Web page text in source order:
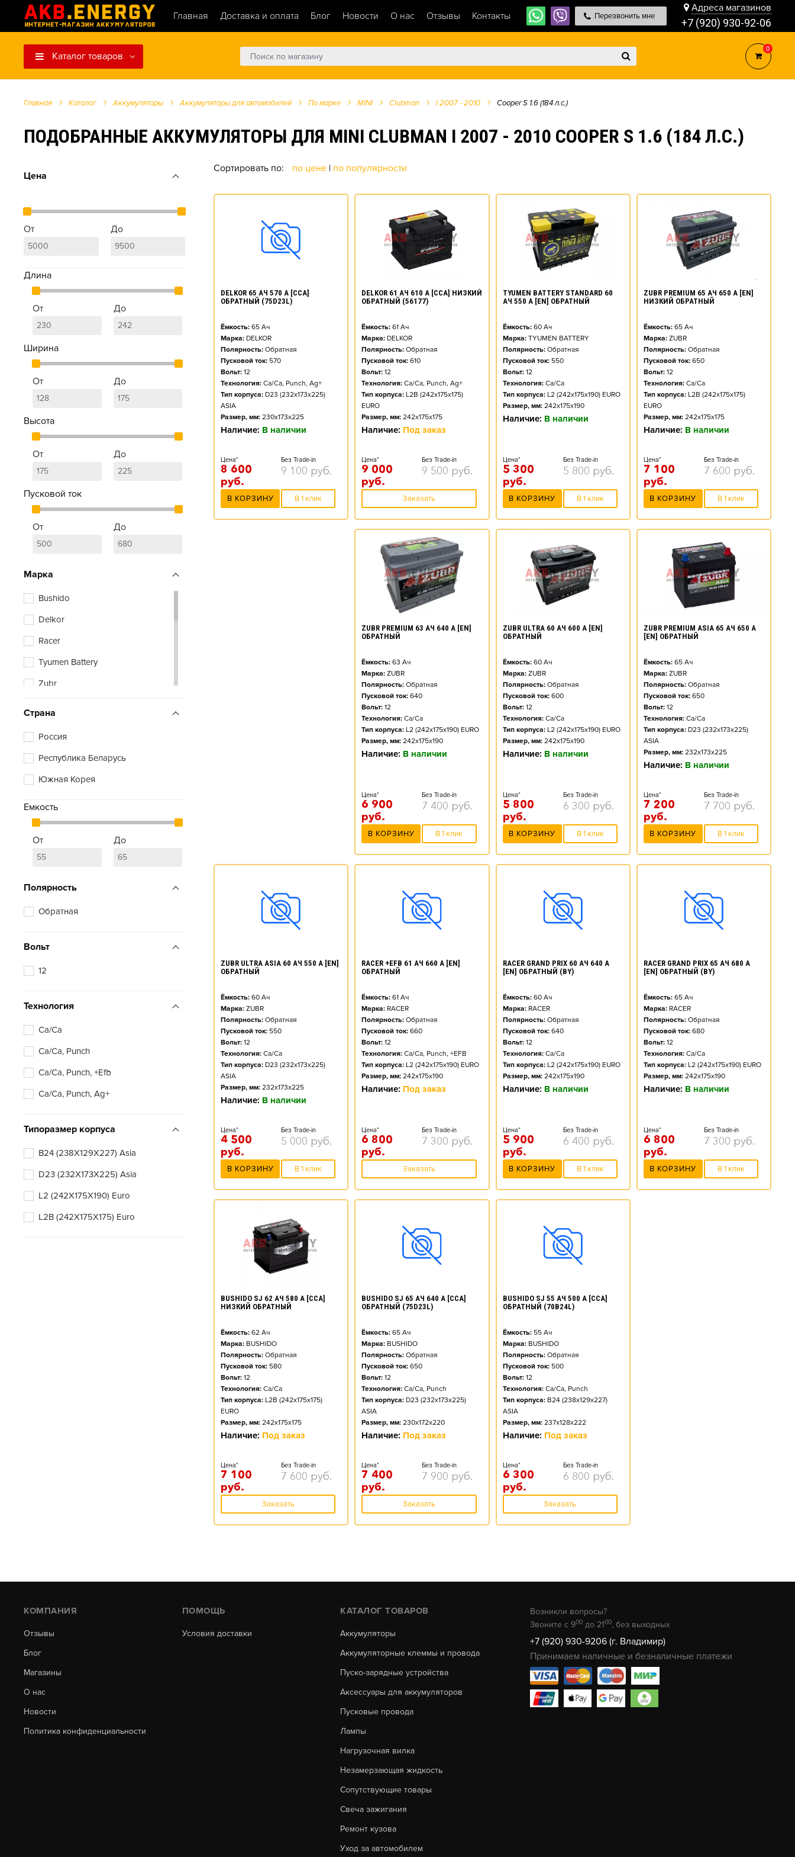
Главная Доставка и оплата Блог Новости О нас Отзывы Контакты Перезвонить мне
Адреса магазинов
+7 (920) 930-92-06
Каталог товаров
0
Главная Каталог Аккумуляторы Аккумуляторы для автомобилей По марке MINI Clubman I 2007 - 2010 Cooper S 1.6 (184 л.с.)
ПОДОБРАННЫЕ АККУМУЛЯТОРЫ ДЛЯ MINI CLUBMAN I 2007 - 2010 COOPER S 1.6 (184 Л.С.)
Цена
От До
Длина
От До
Ширина
От До
Высота
От До
Пусковой ток
От До
Марка
Bushido
Delkor
Racer
Tyumen Battery
Zubr
Страна
Россия
Республика Беларусь
Южная Корея
Емкость
От До
Полярность
Обратная
Вольт
12
Технология
Ca/Ca
Ca/Ca, Punch
Ca/Ca, Punch, +Efb
Ca/Ca, Punch, Ag+
Типоразмер корпуса
B24 (238X129X227) Asia
D23 (232X173X225) Asia
L2 (242X175X190) Euro
L2B (242X175X175) Euro
Сортировать по: по цене | по популярности
DELKOR 65 АЧ 570 А [CCA]
ОБРАТНЫЙ (75D23L)
Ёмкость: 65 Ач
Марка: DELKOR
Полярность: Обратная
Пусковой ток: 570
Вольт: 12
Технология: Ca/Ca, Punch, Ag+
Тип корпуса: D23 (232x173x225)
ASIA
Размер, мм: 230x173x225
Наличие: В наличии
Цена*
8 600
руб.
Без Trade-in
9 100 руб.
В КОРЗИНУ В 1 клик
DELKOR 61 АЧ 610 А [CCA] НИЗКИЙ
ОБРАТНЫЙ (56177)
Ёмкость: 61 Ач
Марка: DELKOR
Полярность: Обратная
Пусковой ток: 610
Вольт: 12
Технология: Ca/Ca, Punch, Ag+
Тип корпуса: L2B (242x175x175)
EURO
Размер, мм: 242x175x175
Наличие: Под заказ
Цена*
9 000
руб.
Без Trade-in
9 500 руб.
Заказать
TYUMEN BATTERY STANDARD 60
АЧ 550 А [EN] ОБРАТНЫЙ
Ёмкость: 60Ач
Марка: TYUMEN BATTERY
Полярность: Обратная
Пусковой ток: 550
Вольт: 12
Технология: Ca/Ca
Тип корпуса: L2 (242x175x190) EURO
Размер, мм: 242x175x190
Наличие: В наличии
Цена*
5 300
руб.
Без Trade-in
5 800 руб.
В КОРЗИНУ В 1 клик
ZUBR PREMIUM 65 АЧ 650 А [EN]
НИЗКИЙ ОБРАТНЫЙ
Ёмкость: 65Ач
Марка: ZUBR
Полярность: Обратная
Пусковой ток: 650
Вольт: 12
Технология: Ca/Ca
Тип корпуса: L2B (242x175x175)
EURO
Размер, мм: 242x175x175
Наличие: В наличии
Цена*
7 100
руб.
Без Trade-in
7 600 руб.
В КОРЗИНУ В 1 клик
ZUBR PREMIUM 63 АЧ 640 А [EN]
ОБРАТНЫЙ
Ёмкость: 63 Ач
Марка: ZUBR
Полярность: Обратная
Пусковой ток: 640
Вольт: 12
Технология: Ca/Ca
Тип корпуса: L2 (242x175x190) EURO
Размер, мм: 242x175x190
Наличие: В наличии
Цена*
6 900
руб.
Без Trade-in
7 400 руб.
В КОРЗИНУ В 1 клик
ZUBR ULTRA 60 АЧ 600 А [EN]
ОБРАТНЫЙ
Ёмкость: 60Ач
Марка: ZUBR
Полярность: Обратная
Пусковой ток: 600
Вольт: 12
Технология: Ca/Ca
Тип корпуса: L2 (242x175x190) EURO
Размер, мм: 242x175x190
Наличие: В наличии
Цена*
5 800
руб.
Без Trade-in
6 300 руб.
В КОРЗИНУ В 1 клик
ZUBR PREMIUM ASIA 65 АЧ 650 А
[EN] ОБРАТНЫЙ
Ёмкость: 65Ач
Марка: ZUBR
Полярность: Обратная
Пусковой ток: 650
Вольт: 12
Технология: Ca/Ca
Тип корпуса: D23 (232x173x225)
ASIA
Размер, мм: 232x173x225
Наличие: В наличии
Цена*
7 200
руб.
Без Trade-in
7 700 руб.
В КОРЗИНУ В 1 клик
ZUBR ULTRA ASIA 60 АЧ 550 А [EN]
ОБРАТНЫЙ
Ёмкость: 60 Ач
Марка: ZUBR
Полярность: Обратная
Пусковой ток: 550
Вольт: 12
Технология: Ca/Ca
Тип корпуса: D23 (232x173x225)
ASIA
Размер, мм: 232x173x225
Наличие: В наличии
Цена*
4 500
руб.
Без Trade-in
5 000 руб.
В КОРЗИНУ В 1 клик
RACER +EFB 61 АЧ 660 А [EN]
ОБРАТНЫЙ
Ёмкость: 61 Ач
Марка: RACER
Полярность: Обратная
Пусковой ток: 660
Вольт: 12
Технология: Ca/Ca, Punch, +EFB
Тип корпуса: L2 (242x175x190) EURO
Размер, мм: 242x175x190
Наличие: Под заказ
Цена*
6 800
руб.
Без Trade-in
7 300 руб.
Заказать
RACER GRAND PRIX 60 АЧ 640 А
[EN] ОБРАТНЫЙ (BY)
Ёмкость: 60Ач
Марка: RACER
Полярность: Обратная
Пусковой ток: 640
Вольт: 12
Технология: Ca/Ca
Тип корпуса: L2 (242x175x190) EURO
Размер, мм: 242x175x190
Наличие: В наличии
Цена*
5 900
руб.
Без Trade-in
6 400 руб.
В КОРЗИНУ В 1 клик
RACER GRAND PRIX 65 АЧ 680 А
[EN] ОБРАТНЫЙ (BY)
Ёмкость: 65Ач
Марка: RACER
Полярность: Обратная
Пусковой ток: 680
Вольт: 12
Технология: Ca/Ca
Тип корпуса: L2 (242x175x190) EURO
Размер, мм: 242x175x190
Наличие: В наличии
Цена*
6 800
руб.
Без Trade-in
7 300 руб.
В КОРЗИНУ В 1 клик
BUSHIDO SJ 62 АЧ 580 А [CCA]
НИЗКИЙ ОБРАТНЫЙ
Ёмкость: 62 Ач
Марка: BUSHIDO
Полярность: Обратная
Пусковой ток: 580
Вольт: 12
Технология: Ca/Ca
Тип корпуса: L2B (242x175x175)
EURO
Размер, мм: 242x175x175
Наличие: Под заказ
Цена*
7 100
руб.
Без Trade-in
7 600 руб.
Заказать
BUSHIDO SJ 65 АЧ 640 А [CCA]
ОБРАТНЫЙ (75D23L)
Ёмкость: 65 Ач
Марка: BUSHIDO
Полярность: Обратная
Пусковой ток: 650
Вольт: 12
Технология: Ca/Ca, Punch
Тип корпуса: D23 (232x173x225)
ASIA
Размер, мм: 230x172x220
Наличие: Под заказ
Цена*
7 400
руб.
Без Trade-in
7 900 руб.
Заказать
BUSHIDO SJ 55 АЧ 500 А [CCA]
ОБРАТНЫЙ (70B24L)
Ёмкость: 55Ач
Марка: BUSHIDO
Полярность: Обратная
Пусковой ток: 500
Вольт: 12
Технология: Ca/Ca, Punch
Тип корпуса: B24 (238x129x227)
ASIA
Размер, мм: 237x128x222
Наличие: Под заказ
Цена*
6 300
руб.
Без Trade-in
6 800 руб.
Заказать
КОМПАНИЯ
Отзывы
Блог
Магазины
О нас
Новости
Политика конфиденциальности
ПОМОЩЬ
Условия доставки
КАТАЛОГ ТОВАРОВ
Аккумуляторы
Аккумуляторные клеммы и провода
Пуско-зарядные устройства
Аксессуары для аккумуляторов
Пусковые провода
Лампы
Нагрузочная вилка
Незамерзающая жидкость
Сопутствующие товары
Свеча зажигания
Ремонт кузова
Уход за автомобилем
Возникли вопросы?
Звоните с 900 до 2100, без выходных
+7 (920) 930-9206 (г. Владимир)
Принимаем наличные и безналичные платежи